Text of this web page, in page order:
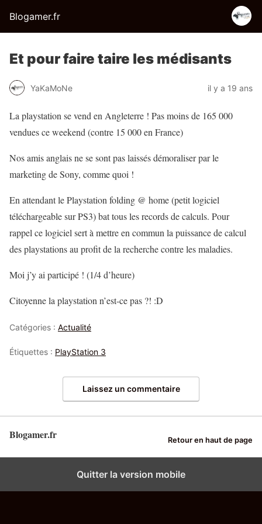
Blogamer.fr
Et pour faire taire les médisants
YaKaMoNe il y a 19 ans
La playstation se vend en Angleterre ! Pas moins de 165 000
vendues ce weekend (contre 15 000 en France)
Nos amis anglais ne se sont pas laissés démoraliser par le
marketing de Sony, comme quoi !
En attendant le Playstation folding @ home (petit logiciel
téléchargeable sur PS3) bat tous les records de calculs. Pour
rappel ce logiciel sert à mettre en commun la puissance de calcul
des playstations au profit de la recherche contre les maladies.
Moi j’y ai participé ! (1/4 d’heure)
Citoyenne la playstation n’est-ce pas ?! :D
Catégories : Actualité
Étiquettes : PlayStation 3
Laissez un commentaire
Blogamer.fr Retour en haut de page
Quitter la version mobile